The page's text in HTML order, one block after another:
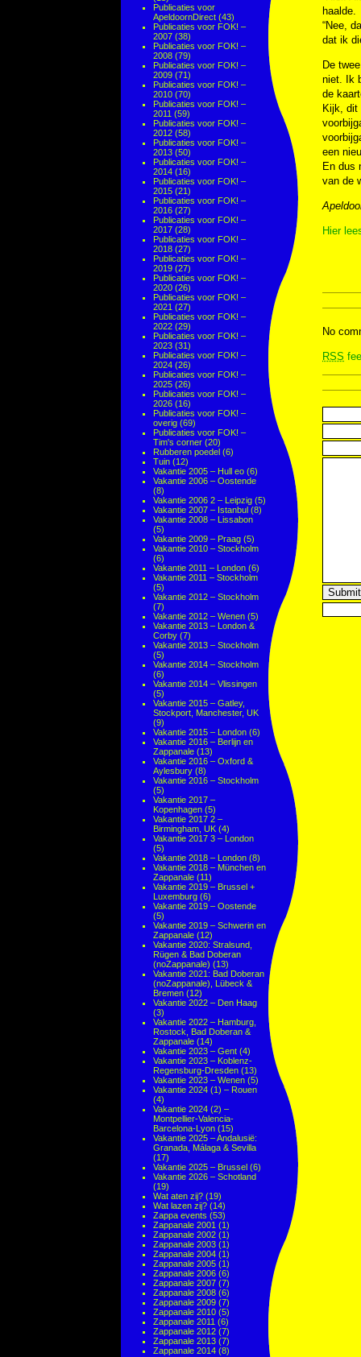
Publicaties voor
ApeldoornDirect (43)
Publicaties voor FOK! –
2007 (38)
Publicaties voor FOK! –
2008 (79)
Publicaties voor FOK! –
2009 (71)
Publicaties voor FOK! –
2010 (70)
Publicaties voor FOK! –
2011 (59)
Publicaties voor FOK! –
2012 (58)
Publicaties voor FOK! –
2013 (50)
Publicaties voor FOK! –
2014 (16)
Publicaties voor FOK! –
2015 (21)
Publicaties voor FOK! –
2016 (27)
Publicaties voor FOK! –
2017 (28)
Publicaties voor FOK! –
2018 (27)
Publicaties voor FOK! –
2019 (27)
Publicaties voor FOK! –
2020 (26)
Publicaties voor FOK! –
2021 (27)
Publicaties voor FOK! –
2022 (29)
Publicaties voor FOK! –
2023 (31)
Publicaties voor FOK! –
2024 (26)
Publicaties voor FOK! –
2025 (26)
Publicaties voor FOK! –
2026 (16)
Publicaties voor FOK! –
overig (69)
Publicaties voor FOK! –
Tim's corner (20)
Rubberen poedel (6)
Tuin (12)
Vakantie 2005 – Hull eo (6)
Vakantie 2006 – Oostende
(8)
Vakantie 2006 2 – Leipzig (5)
Vakantie 2007 – Istanbul (8)
Vakantie 2008 – Lissabon
(5)
Vakantie 2009 – Praag (5)
Vakantie 2010 – Stockholm
(6)
Vakantie 2011 – London (6)
Vakantie 2011 – Stockholm
(5)
Vakantie 2012 – Stockholm
(7)
Vakantie 2012 – Wenen (5)
Vakantie 2013 – London &
Corby (7)
Vakantie 2013 – Stockholm
(5)
Vakantie 2014 – Stockholm
(6)
Vakantie 2014 – Vlissingen
(5)
Vakantie 2015 – Gatley,
Stockport, Manchester, UK
(9)
Vakantie 2015 – London (6)
Vakantie 2016 – Berlijn en
Zappanale (13)
Vakantie 2016 – Oxford &
Aylesbury (8)
Vakantie 2016 – Stockholm
(5)
Vakantie 2017 –
Kopenhagen (5)
Vakantie 2017 2 –
Birmingham, UK (4)
Vakantie 2017 3 – London
(5)
Vakantie 2018 – London (8)
Vakantie 2018 – München en
Zappanale (11)
Vakantie 2019 – Brussel +
Luxemburg (6)
Vakantie 2019 – Oostende
(5)
Vakantie 2019 – Schwerin en
Zappanale (12)
Vakantie 2020: Stralsund,
Rügen & Bad Doberan
(noZappanale) (13)
Vakantie 2021: Bad Doberan
(noZappanale), Lübeck &
Bremen (12)
Vakantie 2022 – Den Haag
(3)
Vakantie 2022 – Hamburg,
Rostock, Bad Doberan &
Zappanale (14)
Vakantie 2023 – Gent (4)
Vakantie 2023 – Koblenz-
Regensburg-Dresden (13)
Vakantie 2023 – Wenen (5)
Vakantie 2024 (1) – Rouen
(4)
Vakantie 2024 (2) –
Montpellier-Valencia-
Barcelona-Lyon (15)
Vakantie 2025 – Andalusië:
Granada, Málaga & Sevilla
(17)
Vakantie 2025 – Brussel (6)
Vakantie 2026 – Schotland
(19)
Wat aten zij? (19)
Wat lazen zij? (14)
Zappa events (53)
Zappanale 2001 (1)
Zappanale 2002 (1)
Zappanale 2003 (1)
Zappanale 2004 (1)
Zappanale 2005 (1)
Zappanale 2006 (6)
Zappanale 2007 (7)
Zappanale 2008 (6)
Zappanale 2009 (7)
Zappanale 2010 (5)
Zappanale 2011 (6)
Zappanale 2012 (7)
Zappanale 2013 (7)
Zappanale 2014 (8)
haalde.
“Nee,
dat ik
De
niet. Ik
de
Kijk, dit
een
En dus
van de
Hier
No
RSS